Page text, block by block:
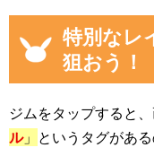
特別なレ
狙おう！
ジムをタップすると
ル」 というタグがあ